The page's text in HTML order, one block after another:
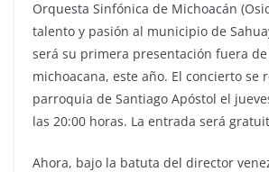
Orquesta Sinfónica de Michoacán
talento y pasión al municipio de
será su primera presentación fuera
michoacana, este año. El concierto se
parroquia de Santiago Apóstol el
las 20:00 horas. La entrada será
Ahora, bajo la batuta del director